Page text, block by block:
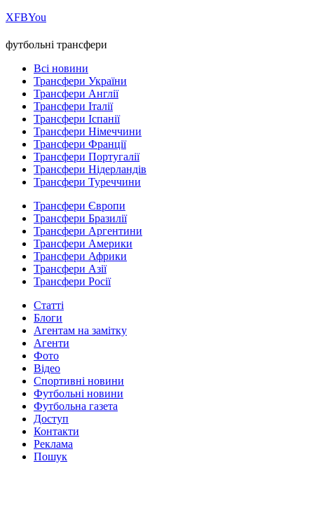
ХFBYou
футбольні трансфери
Всі новини
Трансфери України
Трансфери Англії
Трансфери Італії
Трансфери Іспанії
Трансфери Німеччини
Трансфери Франції
Трансфери Португалії
Трансфери Нідерландів
Трансфери Туреччини
Трансфери Європи
Трансфери Бразилії
Трансфери Аргентини
Трансфери Америки
Трансфери Африки
Трансфери Азії
Трансфери Росії
Статті
Блоги
Агентам на замітку
Агенти
Фото
Відео
Спортивні новини
Футбольні новини
Футбольна газета
Доступ
Контакти
Реклама
Пошук